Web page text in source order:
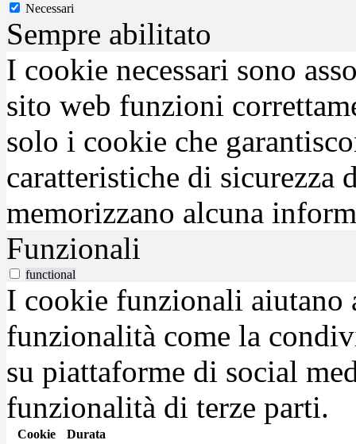
Necessari
Sempre abilitato
I cookie necessari sono
sito web funzioni
solo i cookie che
caratteristiche di sicurezza
memorizzano alcuna
Funzionali
functional
I cookie funzionali aiutano
funzionalità come la
su piattaforme di social
funzionalità di terze parti.
Cookie Durata